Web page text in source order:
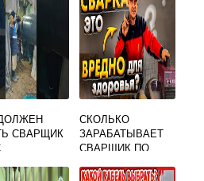
СВАРЩИК
СКОЛЬКО
ЗАРАБАТЫВАЕТ
СВАРЩИК ПО